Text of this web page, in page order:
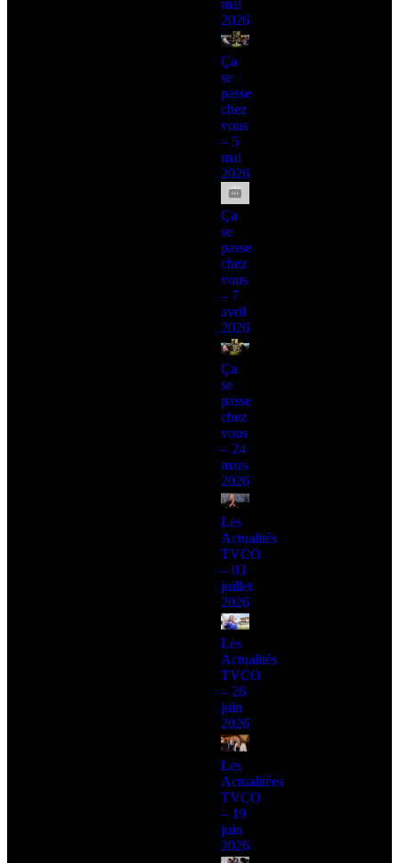
mai
2026
Ça
se
passe
chez
vous
– 5
mai
2026
Ça
se
passe
chez
vous
– 7
avril
2026
Ça
se
passe
chez
vous
– 24
mars
2026
Les
Actualités
TVCO
– 03
juillet
2026
Les
Actualités
TVCO
– 26
juin
2026
Les
Actualitées
TVCO
– 19
juin
2026